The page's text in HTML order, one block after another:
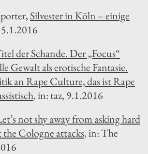
Silvester in Köln – einige
der Schande. Der „Focus“
Gewalt als erotische Fantasie.
an Rape Culture, das ist Rape
, in: taz, 9.1.2016
not shy away from asking hard
Cologne attacks, in: The